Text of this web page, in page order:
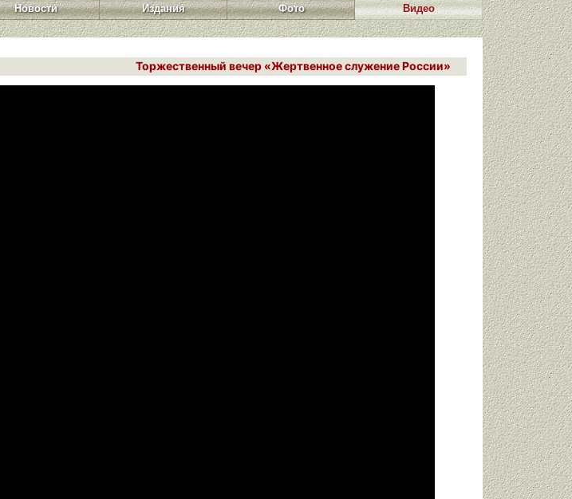
Новости Издания Фото Видео
Торжественный вечер «Жертвенное служение России»